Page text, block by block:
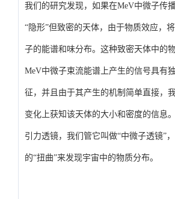
我们的研究发现，如果在MeV中微子传
“隐形”但致密的天体，由于物质效应，
子的能谱和味分布。这种致密天体中的
MeV中微子束流能谱上产生的信号具有
征，并且由于其产生的机制简单直接，
变化上获知该天体的大小和密度的信息
引力透镜，我们管它叫做“中微子透镜”
的“扭曲”来发现宇宙中的物质分布。